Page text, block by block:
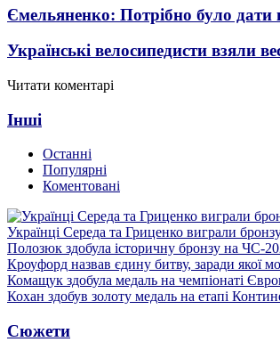
Ємельяненко: Потрібно було
Українські велосипедисти взяли
Читати коментарі
Інші
Останні
Популярні
Коментовані
Українці Середа та Гриценко виграли
Полозюк здобула історичну бронзу на ЧС-
Кроуфорд назвав єдину битву, заради якої
Комащук здобула медаль на чемпіонаті
Кохан здобув золоту медаль на етапі
Сюжети